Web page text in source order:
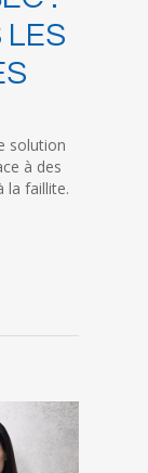
LES
solution
à des
la faillite.